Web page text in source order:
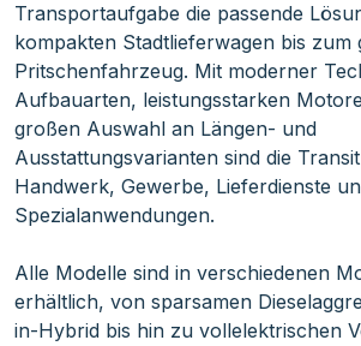
Transportaufgabe die passende
kompakten Stadtlieferwagen bis zum
Pritschenfahrzeug. Mit moderner
Aufbauarten, leistungsstarken
großen Auswahl an Längen- und
Ausstattungsvarianten sind die
Handwerk, Gewerbe, Lieferdienste
Spezialanwendungen.
Alle Modelle sind in verschiedenen
erhältlich, von sparsamen
in-Hybrid bis hin zu vollelektrischen